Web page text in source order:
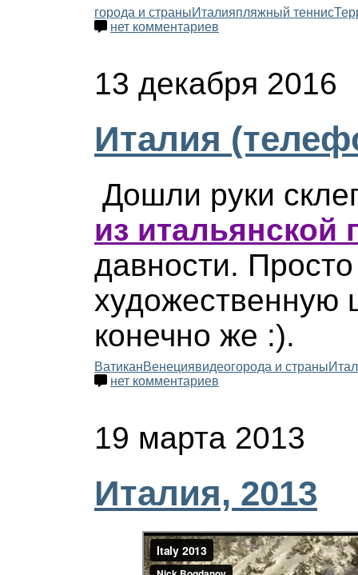
города и страныИталияпляжный теннис
нет комментариев
13 декабря 2016
Италия
Дошли руки
из итальянской
давности.
художественную
конечно же :).
ВатиканВенециявидеогорода и страны
нет комментариев
19 марта 2013
Италия, 2013